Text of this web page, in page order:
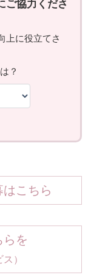
こちら
らを
）